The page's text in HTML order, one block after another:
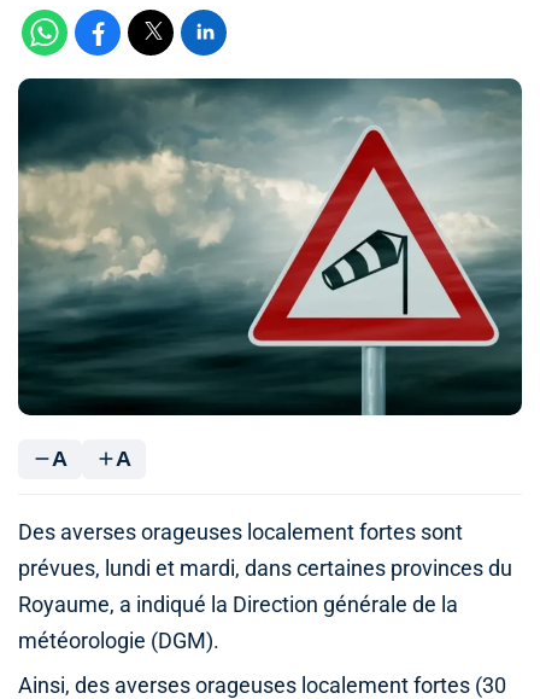
A A
Des averses orageuses localement fortes sont
prévues, lundi et mardi, dans certaines provinces du
Royaume, a indiqué la Direction générale de la
météorologie (DGM).
Ainsi, des averses orageuses localement fortes (30